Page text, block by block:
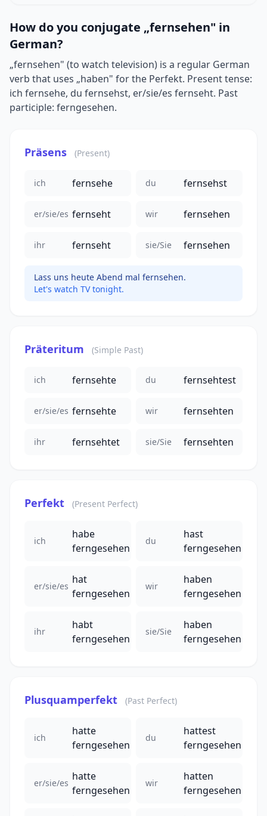
How do you conjugate „fernsehen" in
German?
„fernsehen" (to watch television) is a regular German
verb that uses „haben" for the Perfekt. Present tense:
ich fernsehe, du fernsehst, er/sie/es fernseht. Past
participle: ferngesehen.
Präsens (Present)
ich fernsehe du fernsehst
er/sie/es fernseht wir fernsehen
ihr fernseht sie/Sie fernsehen
Lass uns heute Abend mal fernsehen.
Let's watch TV tonight.
Präteritum (Simple Past)
ich fernsehte du fernsehtest
er/sie/es fernsehte wir fernsehten
ihr fernsehtet sie/Sie fernsehten
Perfekt (Present Perfect)
ich
habe
ferngesehen
du
hast
ferngesehen
er/sie/es
hat
ferngesehen
wir
haben
ferngesehen
ihr
habt
ferngesehen
sie/Sie
haben
ferngesehen
Plusquamperfekt (Past Perfect)
ich
hatte
ferngesehen
du
hattest
ferngesehen
er/sie/es
hatte
ferngesehen
wir
hatten
ferngesehen